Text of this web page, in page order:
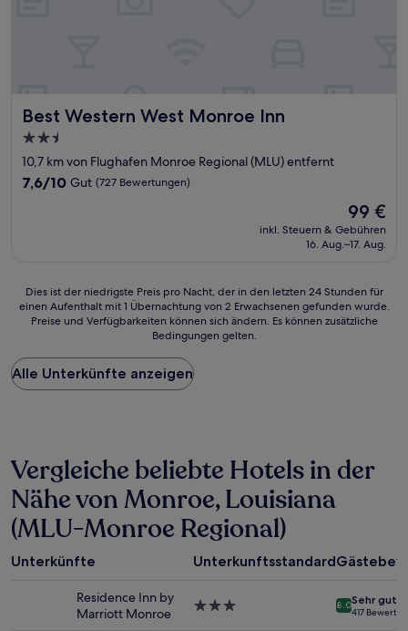
Best Western West Monroe Inn
Best Western West Monroe Inn
2.5-
Sterne-
Unterkunft
10,7 km von Flughafen Monroe Regional (MLU) entfernt
7.6
7,6/10 Gut (727 Bewertungen)
Der
Preis
beträgt
99 €
inkl. Steuern & Gebühren
16. Aug.–17. Aug.
Dies
ist
Preis
pro
Nacht,
24 Stunden
für
einen
Aufenthalt
mit
1 Übernachtung
von
Dies ist der niedrigste Preis pro Nacht, der in den letzten 24 Stunden für
einen Aufenthalt mit 1 Übernachtung von 2 Erwachsenen gefunden wurde.
Preise und Verfügbarkeiten können sich ändern. Es können zusätzliche
Bedingungen gelten.
Alle Unterkünfte anzeigen
Vergleiche beliebte Hotels in der
Nähe von Monroe, Louisiana
(MLU-Monroe Regional)
Unterkünfte Unterkunftsstandard
Residence Inn by
Marriott Monroe
3.0-
8.0Sehr gut
417